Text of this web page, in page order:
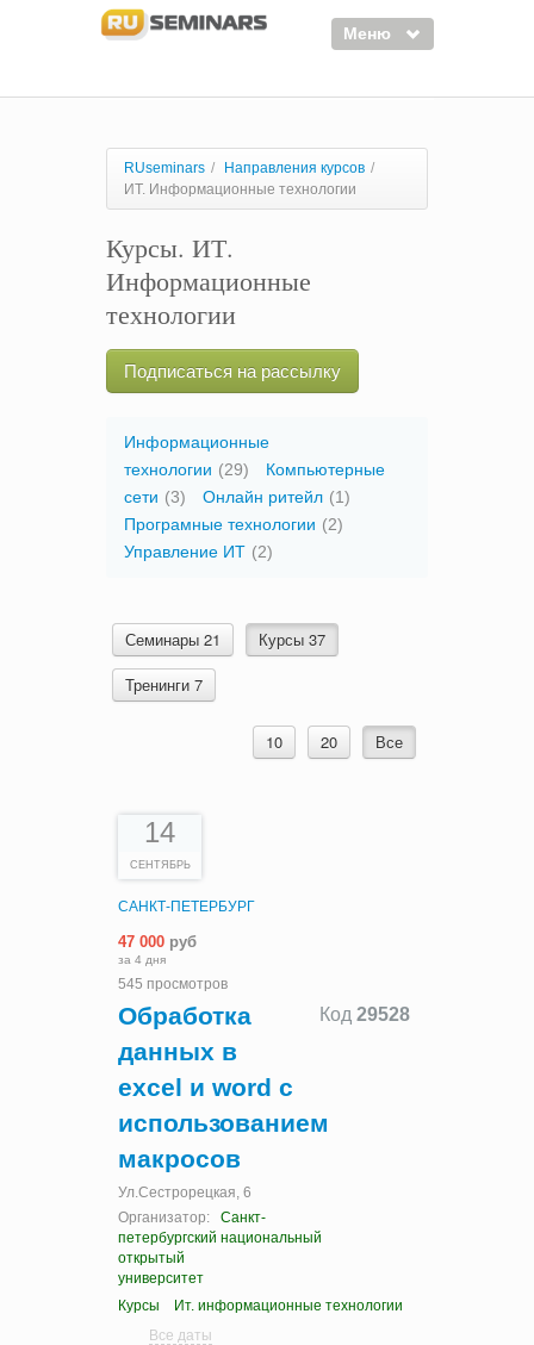
Меню
Курсы
Тренинги
Организаторы
Лектора
Регистрация
RUseminars / Направления курсов /
ИТ. Информационные технологии
Курсы. ИТ.
Информационные
технологии
Подписаться на рассылку
Информационные
технологии (29)
Компьютерные
сети (3) Онлайн ритейл (1)
Програмные технологии (2)
Управление ИТ (2)
Семинары 21
Курсы 37
Тренинги 7
10 20 Все
14
СЕНТЯБРЬ
САНКТ-ПЕТЕРБУРГ
47 000 руб
за 4 дня
545 просмотров
Код 29528
Обработка
данных в
excel и word с
использованием
макросов
Ул.Сестрорецкая, 6
Организатор:
Санкт-
петербургский национальный
открытый
университет
Курсы
Ит. информационные технологии
Все даты